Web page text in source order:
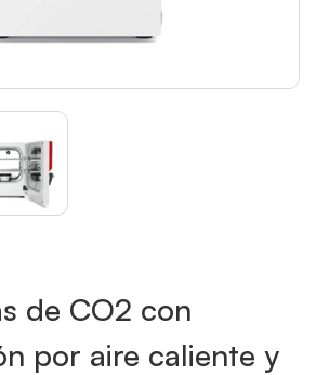
de CO2 con
por aire caliente y